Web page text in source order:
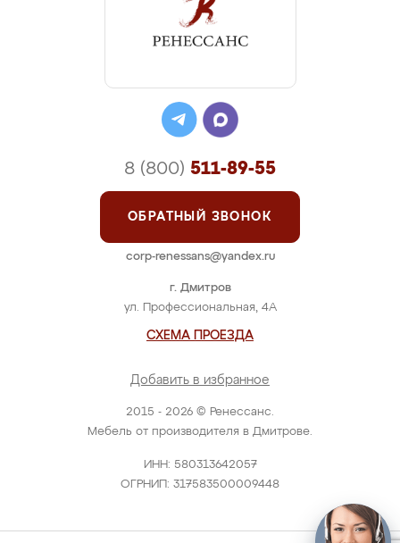
2015 - 2026 © Ренессанс.
Мебель от производителя в Дмитрове.
ИНН: 580313642057
ОГРНИП: 317583500009448
г. Дмитров
ул. Профессиональная, 4А
СХЕМА ПРОЕЗДА
Добавить в избранное
8 (800) 511-89-55
ОБРАТНЫЙ ЗВОНОК
corp-renessans@yandex.ru